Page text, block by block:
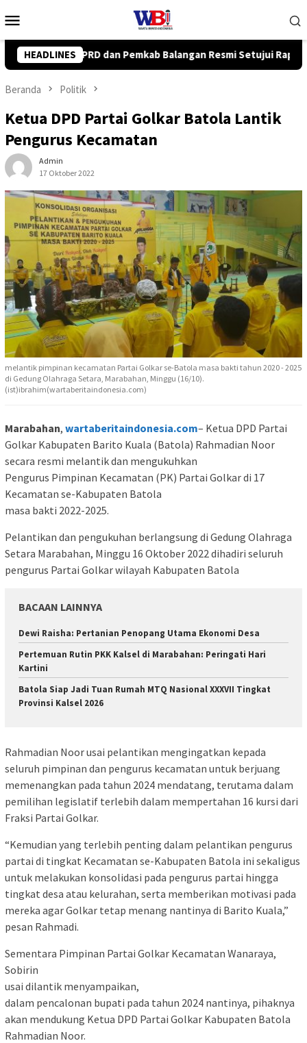
ke
Mobile
HEADLINES
Resmi Setujui Raperda Perubahan APBD 2026 Wabup
Beranda Politik
Ketua DPD Partai Golkar Batola Lantik
Pengurus Kecamatan
Admin
17 Oktober 2022
melantik pimpinan kecamatan Partai Golkar se-Batola masa bakti tahun 2020 - 2025
di Gedung Olahraga Setara, Marabahan, Minggu (16/10).
(ist)ibrahim(wartaberitaindonesia.com)
Marabahan, wartaberitaindonesia.com– Ketua DPD Partai
Golkar Kabupaten Barito Kuala (Batola) Rahmadian Noor
secara resmi melantik dan mengukuhkan
Pengurus Pimpinan Kecamatan (PK) Partai Golkar di 17
Kecamatan se-Kabupaten Batola
masa bakti 2022-2025.
Pelantikan dan pengukuhan berlangsung di Gedung Olahraga
Setara Marabahan, Minggu 16 Oktober 2022 dihadiri seluruh
pengurus Partai Golkar wilayah Kabupaten Batola
BACAAN LAINNYA
Dewi Raisha: Pertanian Penopang Utama Ekonomi Desa
Pertemuan Rutin PKK Kalsel di Marabahan: Peringati Hari
Kartini
Batola Siap Jadi Tuan Rumah MTQ Nasional XXXVII Tingkat
Provinsi Kalsel 2026
Rahmadian Noor usai pelantikan mengingatkan kepada
seluruh pimpinan dan pengurus kecamatan untuk berjuang
memenangkan pada tahun 2024 mendatang, terutama dalam
pemilihan legislatif terlebih dalam mempertahan 16 kursi dari
Fraksi Partai Golkar.
“Kemudian yang terlebih penting dalam pelantikan pengurus
partai di tingkat Kecamatan se-Kabupaten Batola ini sekaligus
untuk melakukan konsolidasi pada pengurus partai hingga
tingkat desa atau kelurahan, serta memberikan motivasi pada
mereka agar Golkar tetap menang nantinya di Barito Kuala,”
pesan Rahmadi.
Sementara Pimpinan Partai Golkar Kecamatan Wanaraya,
Sobirin
usai dilantik menyampaikan,
dalam pencalonan bupati pada tahun 2024 nantinya, pihaknya
akan mendukung Ketua DPD Partai Golkar Kabupaten Batola
Rahmadian Noor.